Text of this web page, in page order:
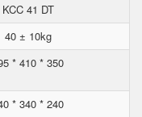
KCC 41 DT
40 ± 10kg
* 410 * 350
* 340 * 240